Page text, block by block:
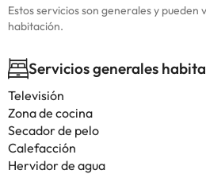
Estos servicios son generales y pueden
habitación.
Servicios generales
Televisión
Zona de cocina
Secador de pelo
Calefacción
Hervidor de agua